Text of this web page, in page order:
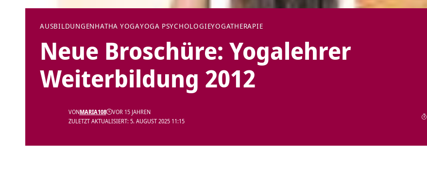
AUSBILDUNGENHATHA YOGAYOGA PSYCHOLOGIEYOGATHERAPIE
Neue Broschüre: Yogalehrer
Weiterbildung 2012
ZULETZT AKTUALISIERT: 5. AUGUST 2025 11:15
VONMARIA108 VOR 15 JAHREN